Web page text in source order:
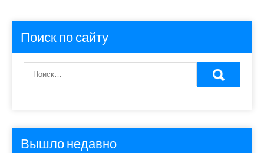
Поиск по сайту
Вышло недавно